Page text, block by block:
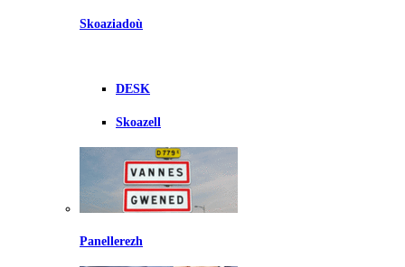
Skoaziadoù
DESK
Skoazell
Panellerezh